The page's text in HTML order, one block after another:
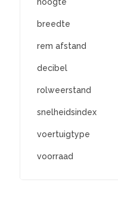
breedte
rem afstand
decibel
rolweerstand
snelheidsindex
voertuigtype
voorraad